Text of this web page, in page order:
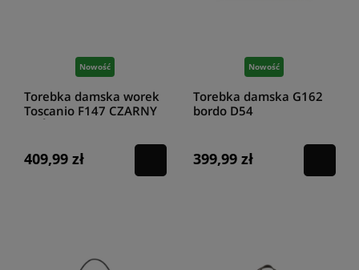
Nowość
Torebka damska worek
Toscanio F147 CZARNY
409,99 zł
Nowość
Torebka damska G162
bordo D54
399,99 zł